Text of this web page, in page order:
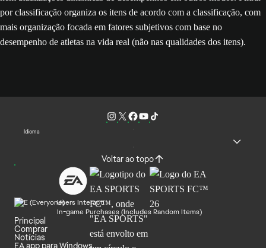
por classificação organiza os itens de acordo com a classificação, com
mais organização focada em fatores subjetivos com base no
desempenho de atletas na vida real (não nas qualidades dos itens).
Idioma
Voltar ao topo
Users Interact
In-game Purchases (Includes Random Items)
Principal
Comprar
Notícias
EA app para Windows